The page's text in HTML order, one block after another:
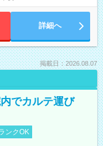
詳細へ
掲載日：2026.08.07
でカルテ運び
ンクOK